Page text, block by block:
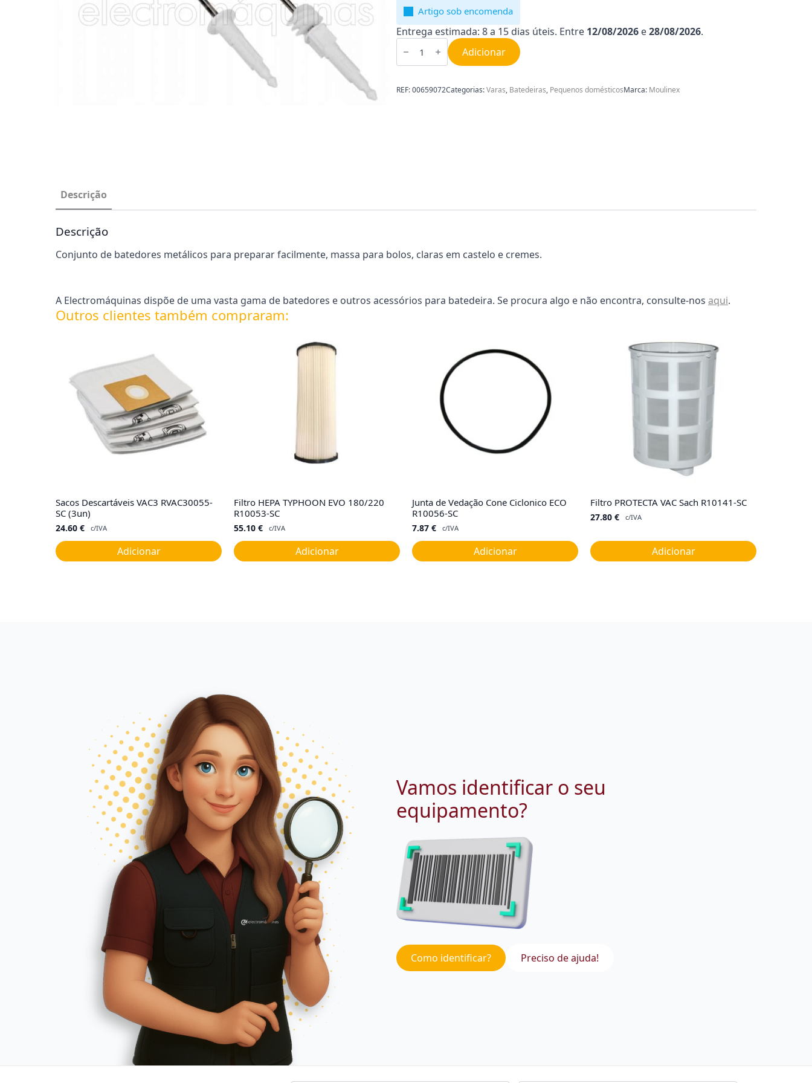
Artigo sob encomenda
Entrega estimada: 8 a 15 dias úteis. Entre 12/08/2026 e28/08/2026.
Quantidade
de
Moulinex
Adicionar
REF:00659072Categorias:Varas, Batedeiras, Pequenos domésticosMarca: Moulinex
Descrição
Descrição
Conjunto de batedores metálicos para preparar facilmente, massa para bolos, claras em castelo e cremes.
A Electromáquinas dispõe de uma vasta gama de batedores e outros acessórios para batedeira. Se procura algo e não encontra, consulte-nos aqui.
Outros clientes também compraram:
Sacos Descartáveis VAC3 RVAC30055-
SC (3un)
24.60 € c/IVA
Adicionar
Filtro HEPA TYPHOON EVO 180/220
R10053-SC
55.10 € c/IVA
Adicionar
Junta de Vedação Cone Ciclonico ECO
R10056-SC
7.87 € c/IVA
Adicionar
Filtro PROTECTA VAC Sach R10141-SC
27.80 € c/IVA
Adicionar
Vamos identificar o seu
equipamento?
Como identificar? Preciso de ajuda!